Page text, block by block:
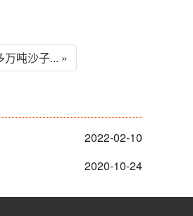
吨沙子... »
2022-02-10
2020-10-24